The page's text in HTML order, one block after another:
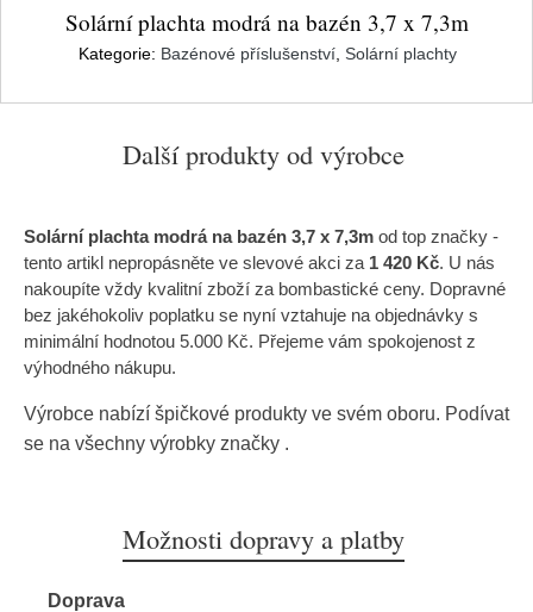
Solární plachta modrá na bazén 3,7 x 7,3m
Kategorie: Bazénové příslušenství Solární plachty
Další produkty od výrobce
Solární plachta modrá na bazén 3,7 x 7,3m od top značky -
tento artikl nepropásněte ve slevové akci za 1 420 Kč. U nás
nakoupíte vždy kvalitní zboží za bombastické ceny. Dopravné
bez jakéhokoliv poplatku se nyní vztahuje na objednávky s
minimální hodnotou 5.000 Kč. Přejeme vám spokojenost z
výhodného nákupu.
Výrobce nabízí špičkové produkty ve svém oboru. Podívat
se na všechny výrobky značky .
Možnosti dopravy a platby
Doprava